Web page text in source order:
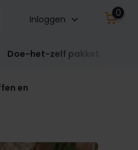
Inloggen
0
Doe-het-zelf pakket
en